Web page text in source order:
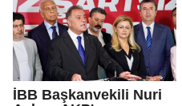
İBB Başkanvekili Nuri